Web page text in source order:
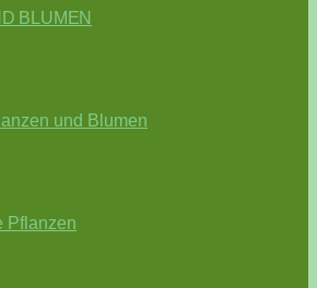
BLUMEN
und Blumen
Pflanzen